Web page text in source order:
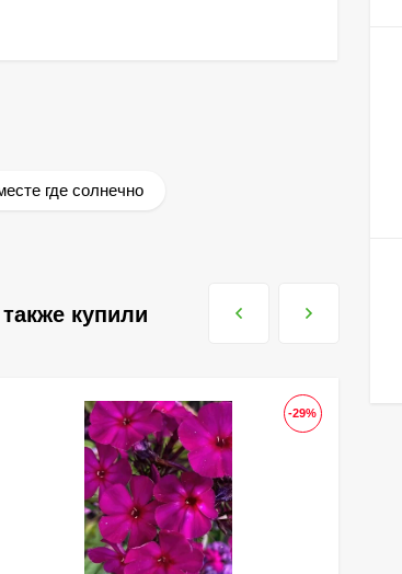
где солнечно
купили
-29%